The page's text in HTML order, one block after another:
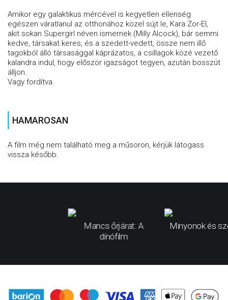
Amikor egy galaktikus mércével is kegyetlen ellenség
egészen váratlanul az otthonához közel sújt le, Kara Zor-El,
akit sokan Supergirl néven ismernek (Milly Alcock), bár semmi
kedve, társakat keres, és a szedett-vedett, össze nem illő
tagokból álló társasággal káprázatos, a csillagok közé vezető
kalandra indul, hogy először igazságot tegyen, azután bosszút
álljon.
Vagy fordítva.
HAMAROSAN
A film még nem található meg a műsoron, kérjük látogass
vissza később.
Mancs őrjárat: A
dínófilm
Minyonok és